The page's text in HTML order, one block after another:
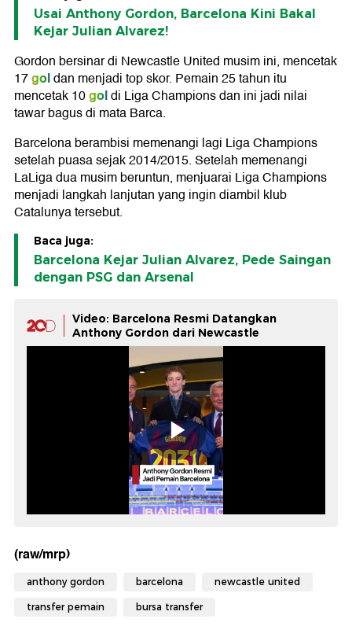
Usai Anthony Gordon, Barcelona Kini Bakal
Kejar Julian Alvarez!
Gordon bersinar di Newcastle United musim ini, mencetak
17goldan menjadi top skor. Pemain 25 tahun itu
mencetak 10goldi Liga Champions dan ini jadi nilai
tawar bagus di mata Barca.
Barcelona berambisi memenangi lagi Liga Champions
setelah puasa sejak 2014/2015. Setelah memenangi
LaLiga dua musim beruntun, menjuarai Liga Champions
menjadi langkah lanjutan yang ingin diambil klub
Catalunya tersebut.
Baca juga:
Barcelona Kejar Julian Alvarez, Pede Saingan
dengan PSG dan Arsenal
Video: Barcelona Resmi Datangkan
Anthony Gordon dari Newcastle
(raw/mrp)
anthony gordon barcelona newcastle united
transfer pemain bursa transfer